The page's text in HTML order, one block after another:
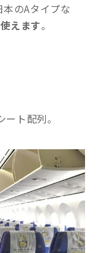
のAタイプな
えます。
ト配列。